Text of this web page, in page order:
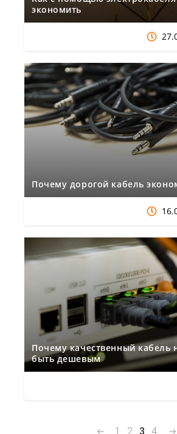
экономить
Почему дорогой кабель
Почему качественный кабель
быть дешевым
1 2 3 4